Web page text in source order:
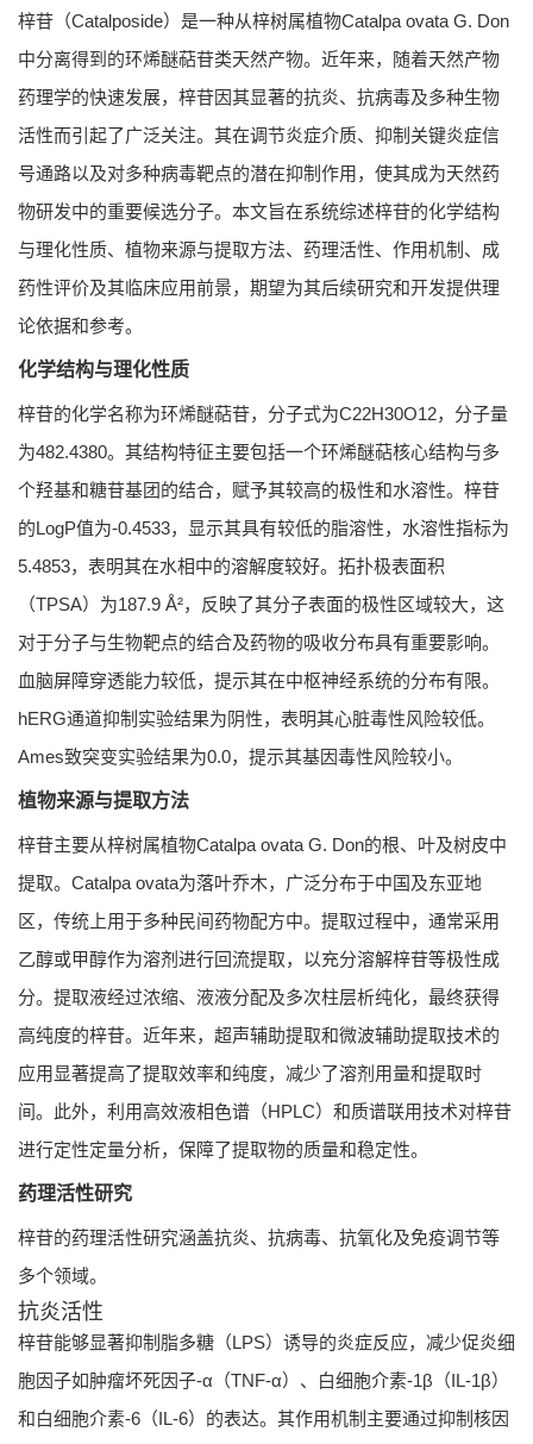
梓苷（Catalposide）是一种从梓树属植物Catalpa ovata G. Don
中分离得到的环烯醚萜苷类天然产物。近年来，随着天然产物
药理学的快速发展，梓苷因其显著的抗炎、抗病毒及多种生物
活性而引起了广泛关注。其在调节炎症介质、抑制关键炎症信
号通路以及对多种病毒靶点的潜在抑制作用，使其成为天然药
物研发中的重要候选分子。本文旨在系统综述梓苷的化学结构
与理化性质、植物来源与提取方法、药理活性、作用机制、成
药性评价及其临床应用前景，期望为其后续研究和开发提供理
论依据和参考。
化学结构与理化性质
梓苷的化学名称为环烯醚萜苷，分子式为C22H30O12，分子量
为482.4380。其结构特征主要包括一个环烯醚萜核心结构与多
个羟基和糖苷基团的结合，赋予其较高的极性和水溶性。梓苷
的LogP值为-0.4533，显示其具有较低的脂溶性，水溶性指标为
5.4853，表明其在水相中的溶解度较好。拓扑极表面积
（TPSA）为187.9 Å²，反映了其分子表面的极性区域较大，这
对于分子与生物靶点的结合及药物的吸收分布具有重要影响。
血脑屏障穿透能力较低，提示其在中枢神经系统的分布有限。
hERG通道抑制实验结果为阴性，表明其心脏毒性风险较低。
Ames致突变实验结果为0.0，提示其基因毒性风险较小。
植物来源与提取方法
梓苷主要从梓树属植物Catalpa ovata G. Don的根、叶及树皮中
提取。Catalpa ovata为落叶乔木，广泛分布于中国及东亚地
区，传统上用于多种民间药物配方中。提取过程中，通常采用
乙醇或甲醇作为溶剂进行回流提取，以充分溶解梓苷等极性成
分。提取液经过浓缩、液液分配及多次柱层析纯化，最终获得
高纯度的梓苷。近年来，超声辅助提取和微波辅助提取技术的
应用显著提高了提取效率和纯度，减少了溶剂用量和提取时
间。此外，利用高效液相色谱（HPLC）和质谱联用技术对梓苷
进行定性定量分析，保障了提取物的质量和稳定性。
药理活性研究
梓苷的药理活性研究涵盖抗炎、抗病毒、抗氧化及免疫调节等
多个领域。
抗炎活性
梓苷能够显著抑制脂多糖（LPS）诱导的炎症反应，减少促炎细
胞因子如肿瘤坏死因子-α（TNF-α）、白细胞介素-1β（IL-1β）
和白细胞介素-6（IL-6）的表达。其作用机制主要通过抑制核因